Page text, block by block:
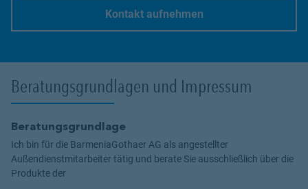
Kontakt aufnehmen
Beratungsgrundlagen und Impressum
Beratungsgrundlage
Ich bin für die BarmeniaGothaer AG als angestellter
Außendienstmitarbeiter tätig und berate Sie ausschließlich über die
Produkte der